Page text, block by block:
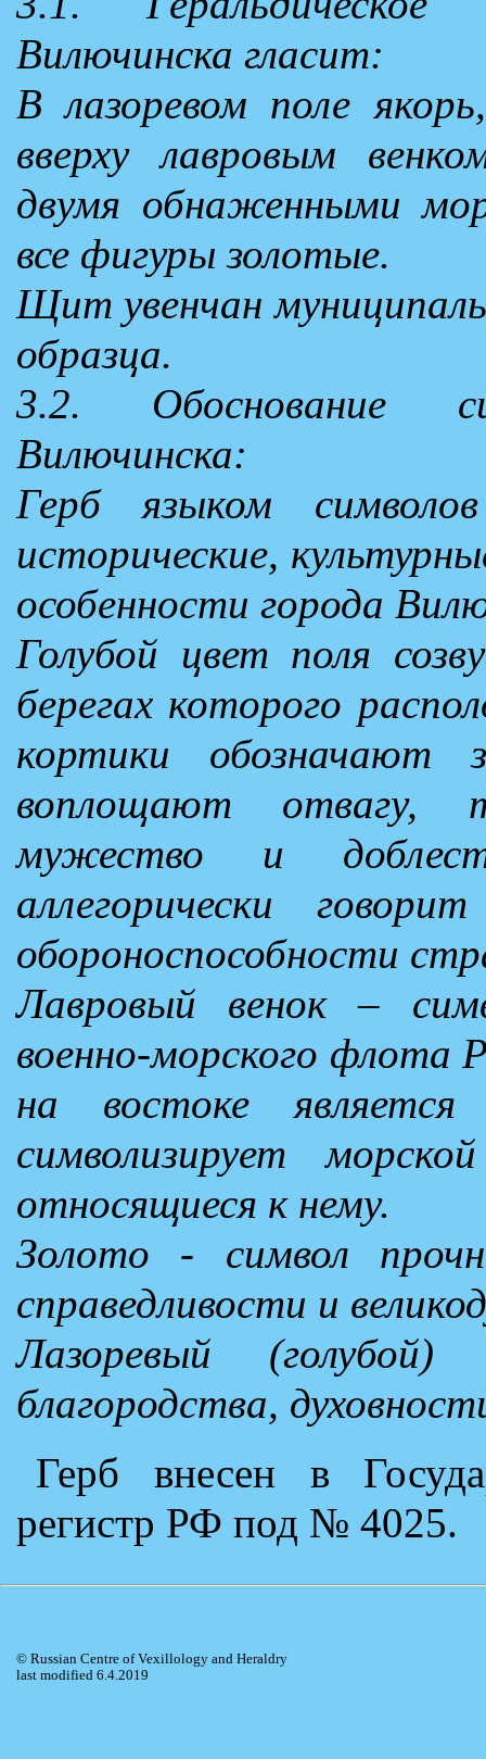
Вилючинска гласит:
В лазоревом поле
вверху лавровым
двумя обнаженными
все фигуры золотые.
Щит увенчан
образца.
3.2. Обоснование
Вилючинска:
Герб языком
исторические,
особенности города
Голубой цвет поля
берегах которого
кортики обозначают
воплощают отвагу,
мужество и
аллегорически
обороноспособности
Лавровый венок –
военно-морского флота
на востоке
символизирует
относящиеся к нему.
Золото - символ
справедливости и
Лазоревый
благородства,
Герб внесен в
регистр РФ под № 4025.
© Russian Centre of Vexillology and Heraldry
last modified 6.4.2019